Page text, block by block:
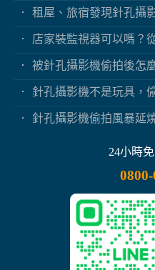
租屋、旅宿發現針孔攝
店家裝監視器可以嗎？
被針孔攝影機偷拍後怎
針孔攝影機不是玩具，
針孔攝影機偷拍風暴延
24小時